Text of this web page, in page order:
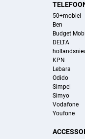
50+mobiel
Ben
Budget
DELTA
KPN
Lebara
Odido
Simpel
Simyo
Vodafone
Youfone